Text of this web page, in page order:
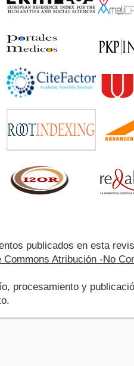
publicados en esta
Commons Atribución -No
procesamiento y